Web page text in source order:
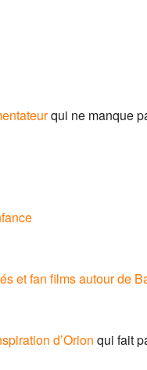
qui ne manque
et fan films autour de
d’Orion qui fait